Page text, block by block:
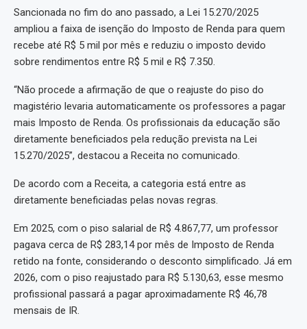
Sancionada no fim do ano passado, a Lei 15.270/2025
ampliou a faixa de isenção do Imposto de Renda para quem
recebe até R$ 5 mil por mês e reduziu o imposto devido
sobre rendimentos entre R$ 5 mil e R$ 7.350.
“Não procede a afirmação de que o reajuste do piso do
magistério levaria automaticamente os professores a pagar
mais Imposto de Renda. Os profissionais da educação são
diretamente beneficiados pela redução prevista na Lei
15.270/2025”, destacou a Receita no comunicado.
De acordo com a Receita, a categoria está entre as
diretamente beneficiadas pelas novas regras.
Em 2025, com o piso salarial de R$ 4.867,77, um professor
pagava cerca de R$ 283,14 por mês de Imposto de Renda
retido na fonte, considerando o desconto simplificado. Já em
2026, com o piso reajustado para R$ 5.130,63, esse mesmo
profissional passará a pagar aproximadamente R$ 46,78
mensais de IR.